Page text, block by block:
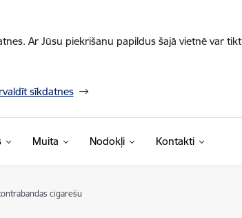
Ar Jūsu piekrišanu papildus šajā vietnē var
sīkdatnes
Muita Nodokļi Kontakti
cigarešu